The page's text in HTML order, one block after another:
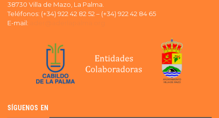
38730 Villa de Mazo, La Palma.
Teléfonos: (+34) 922 42 82 52 – (+34) 922 42 84 65
E-mail:
SÍGUENOS EN